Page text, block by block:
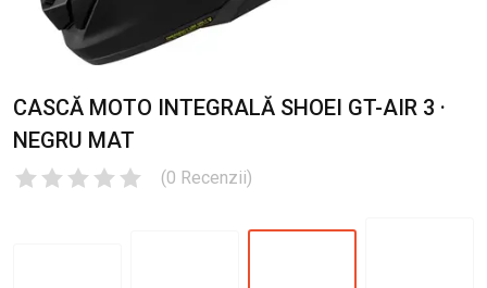
CASCĂ MOTO INTEGRALĂ SHOEI GT-AIR 3 ·
NEGRU MAT
(0 Recenzii)